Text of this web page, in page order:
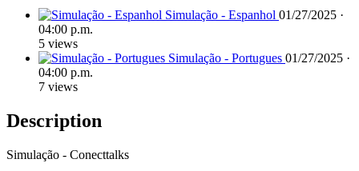
Simulação - Espanhol 01/27/2025 ·
04:00 p.m.
5 views
Simulação - Portugues 01/27/2025 ·
04:00 p.m.
7 views
Description
Simulação - Conecttalks